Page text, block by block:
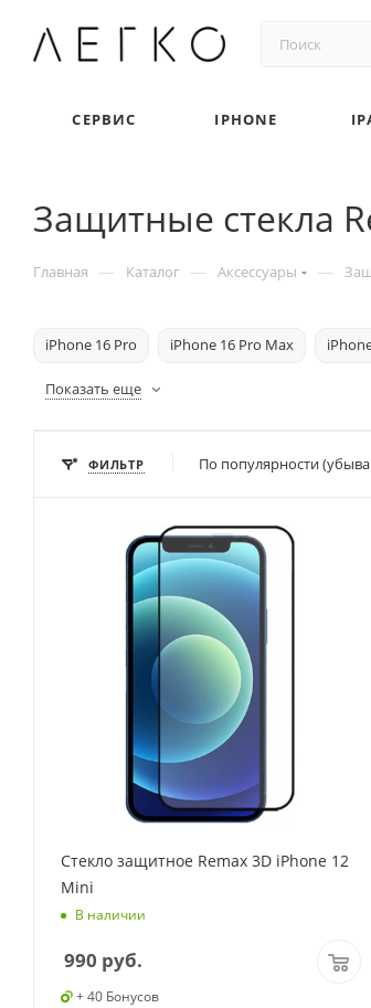
СЕРВИС IPHONE
Защитные стекла
Главная — Каталог — Аксессуары —
iPhone 16 Pro iPhone 16 Pro Max
Показать еще
ФИЛЬТР По популярности
Стекло защитное Remax 3D iPhone 12
Mini
В наличии
990 руб.
+ 40 Бонусов